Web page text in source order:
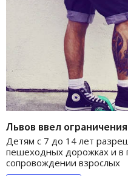
Львов ввел
Детям с 7 до 14 лет
пешеходных дорожках и в
сопровождении взрослых